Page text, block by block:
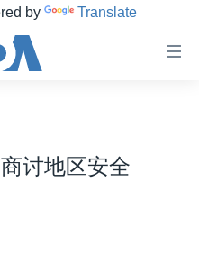
by Translate
讨地区安全